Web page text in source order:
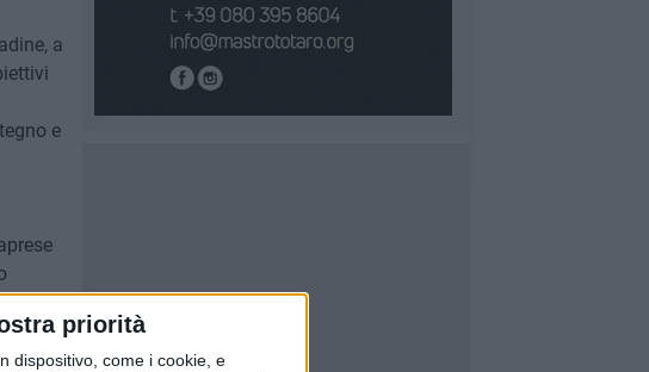
priorità
dispositivo, come i cookie, e
a
e
fine di